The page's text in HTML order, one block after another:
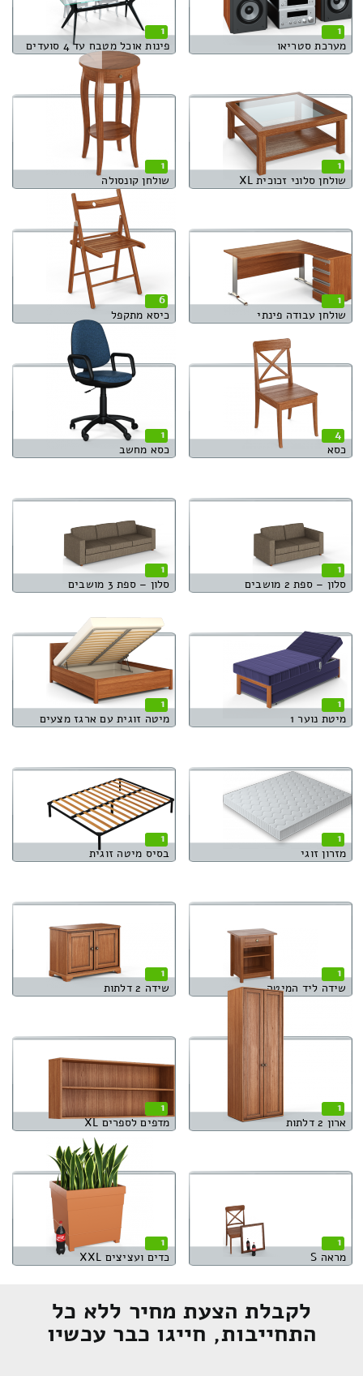
1
מערכת סטריאו
1
פינות אוכל מטבח עד 4 סועדים
1
שולחן סלוני זכוכית XL
1
שולחן קונסולה
1
שולחן עבודה פינתי
6
כיסא מתקפל
4
כסא
1
כסא מחשב
1
סלון – ספת 2 מושבים
1
סלון – ספת 3 מושבים
1
מיטת נוער 1
1
מיטה זוגית עם ארגז מצעים
1
מזרון זוגי
1
בסיס מיטה זוגית
1
שידה ליד המיטה
1
שידה 2 דלתות
1
ארון 2 דלתות
1
מדפים לספרים XL
1
מראה S
1
כדים ועציצים XXL
לקבלת הצעת מחיר ללא כל
התחייבות, חייגו כבר עכשיו